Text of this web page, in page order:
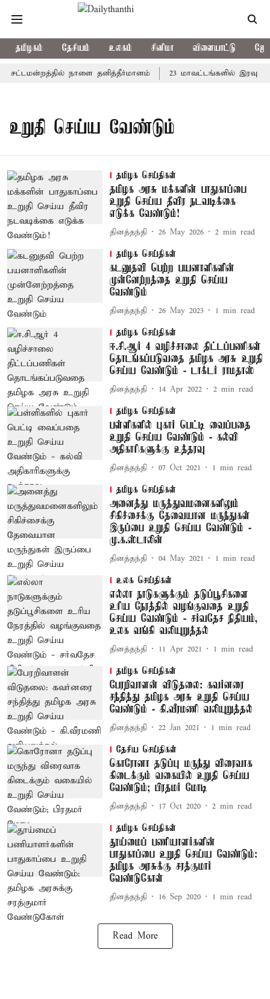
தமிழகம் தேசியம் உலகம் சினிமா விளையாட்டு
சட்டமன்றத்தில் நாளை தனித்தீர்மானம் 23 மாவட்டங்களில் இரவு
உறுதி செய்ய வேண்டும்
தமிழக செய்திகள்
தமிழக அரசு மக்களின் பாதுகாப்பை
உறுதி செய்ய தீவிர நடவடிக்கை
எடுக்க வேண்டும்!
தினத்தந்தி 26 May 2026 2 min read
தமிழக செய்திகள்
கடனுதவி பெற்ற பயனாளிகளின்
முன்னேற்றத்தை உறுதி செய்ய
வேண்டும்
தினத்தந்தி 26 May 2023 1 min read
தமிழக செய்திகள்
ஈ.சி.ஆர் 4 வழிச்சாலை திட்டப்பணிகள்
தொடங்கப்படுவதை தமிழக அரசு உறுதி
செய்ய வேண்டும் - டாக்டர் ராமதாஸ்
தினத்தந்தி 14 Apr 2022 2 min read
தமிழக செய்திகள்
பள்ளிகளில் புகார் பெட்டி வைப்பதை
உறுதி செய்ய வேண்டும் - கல்வி
அதிகாரிகளுக்கு உத்தரவு
தினத்தந்தி 07 Oct 2021 1 min read
தமிழக செய்திகள்
அனைத்து மருத்துவமனைகளிலும்
சிகிச்சைக்கு தேவையான மருந்துகள்
இருப்பை உறுதி செய்ய வேண்டும் -
மு.க.ஸ்டாலின்
தினத்தந்தி 04 May 2021 1 min read
உலக செய்திகள்
எல்லா நாடுகளுக்கும் தடுப்பூசிகளை
உரிய நேரத்தில் வழங்குவதை உறுதி
செய்ய வேண்டும் - சர்வதேச நிதியம்,
உலக வங்கி வலியுறுத்தல்
தினத்தந்தி 11 Apr 2021 1 min read
தமிழக செய்திகள்
பேரறிவாளன் விடுதலை: கவர்னரை
சந்தித்து தமிழக அரசு உறுதி செய்ய
வேண்டும் - கி.வீரமணி வலியுறுத்தல்
தினத்தந்தி 22 Jan 2021 1 min read
தேசிய செய்திகள்
கொரோனா தடுப்பு மருந்து விரைவாக
கிடைக்கும் வகையில் உறுதி செய்ய
வேண்டும்; பிரதமர் மோடி
தினத்தந்தி 17 Oct 2020 2 min read
தமிழக செய்திகள்
தூய்மைப் பணியாளர்களின்
பாதுகாப்பை உறுதி செய்ய வேண்டும்:
தமிழக அரசுக்கு சரத்குமார்
வேண்டுகோள்
தினத்தந்தி 16 Sep 2020 1 min read
Read More